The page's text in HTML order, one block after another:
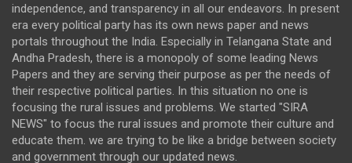
independence, and transparency in all our endeavors. In present
era every political party has its own news paper and news
portals throughout the India. Especially in Telangana State and
Andha Pradesh, there is a monopoly of some leading News
Papers and they are serving their purpose as per the needs of
their respective political parties. In this situation no one is
focusing the rural issues and problems. We started "SIRA
NEWS" to focus the rural issues and promote their culture and
educate them. we are trying to be like a bridge between society
and government through our updated news.